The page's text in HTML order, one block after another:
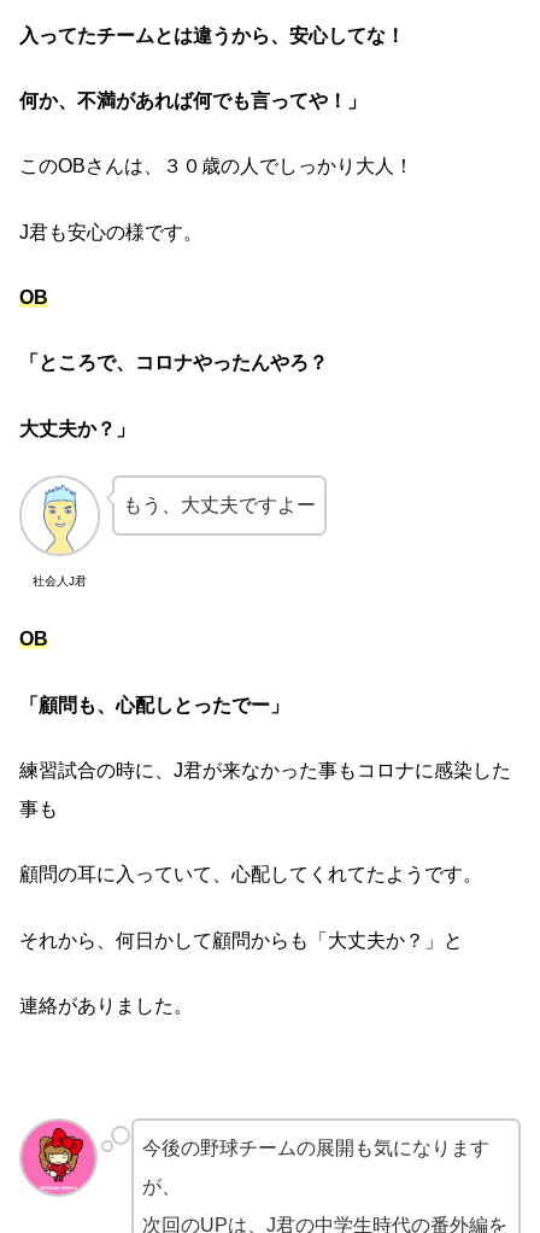
入ってたチームとは違うから、安心してな！
何か、不満があれば何でも言ってや！」
このOBさんは、３０歳の人でしっかり大人！
J君も安心の様です。
OB
「ところで、コロナやったんやろ？
大丈夫か？」
社会人J君
もう、大丈夫ですよー
OB
「顧問も、心配しとったでー」
練習試合の時に、J君が来なかった事もコロナに感染した
事も
顧問の耳に入っていて、心配してくれてたようです。
それから、何日かして顧問からも「大丈夫か？」と
連絡がありました。
今後の野球チームの展開も気になります
が、
次回のUPは、J君の中学生時代の番外編を